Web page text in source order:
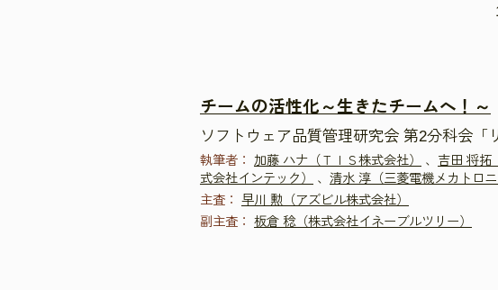
チームの活性化～生きたチームへ！～
ソフトウェア品質管理研究会 第2分科会「
執筆者： 加藤 ハナ（ＴＩＳ株式会社） 、 吉田 将拓
式会社インテック）
、 清水 淳（三菱電機メカトロ
主査：
早川 勲（アズビル株式会社）
副主査：
板倉 稔（株式会社イネーブルツリー）